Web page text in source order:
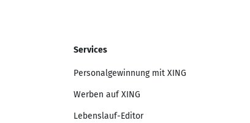
Services
Personalgewinnung mit XING
Werben auf XING
Lebenslauf-Editor